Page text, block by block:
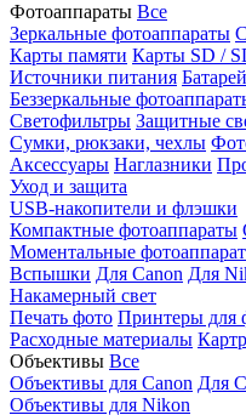
Фотоаппараты Все
Зеркальные фотоаппараты
Карты памяти Карты SD /
Источники питания
Беззеркальные
Светофильтры Защитные
Сумки, рюкзаки, чехлы
Аксессуары Наглазники
Уход и защита
USB-накопители и флэшки
Компактные фотоаппараты
Моментальные
Вспышки Для Canon Для
Накамерный свет
Печать фото Принтеры для
Расходные материалы
Объективы Все
Объективы для Canon Для
Объективы для Nikon